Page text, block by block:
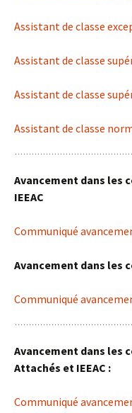
Assistant de classe
Assistant de classe
Assistant de classe
Assistant de classe
Avancement dans les
IEEAC
Communiqué
Avancement dans les
Communiqué
Avancement dans les
Attachés et IEEAC :
Communiqué